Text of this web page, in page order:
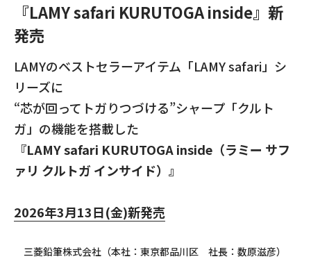
『LAMY safari KURUTOGA inside』新
発売
LAMYのベストセラーアイテム「LAMY safari」シ
リーズに
“芯が回ってトガりつづける”シャープ「クルト
ガ」の機能を搭載した
『LAMY safari KURUTOGA inside（ラミー サフ
ァリ クルトガ インサイド）』
2026年3月13日(金)新発売
三菱鉛筆株式会社（本社：東京都品川区 社長：数原滋彦）